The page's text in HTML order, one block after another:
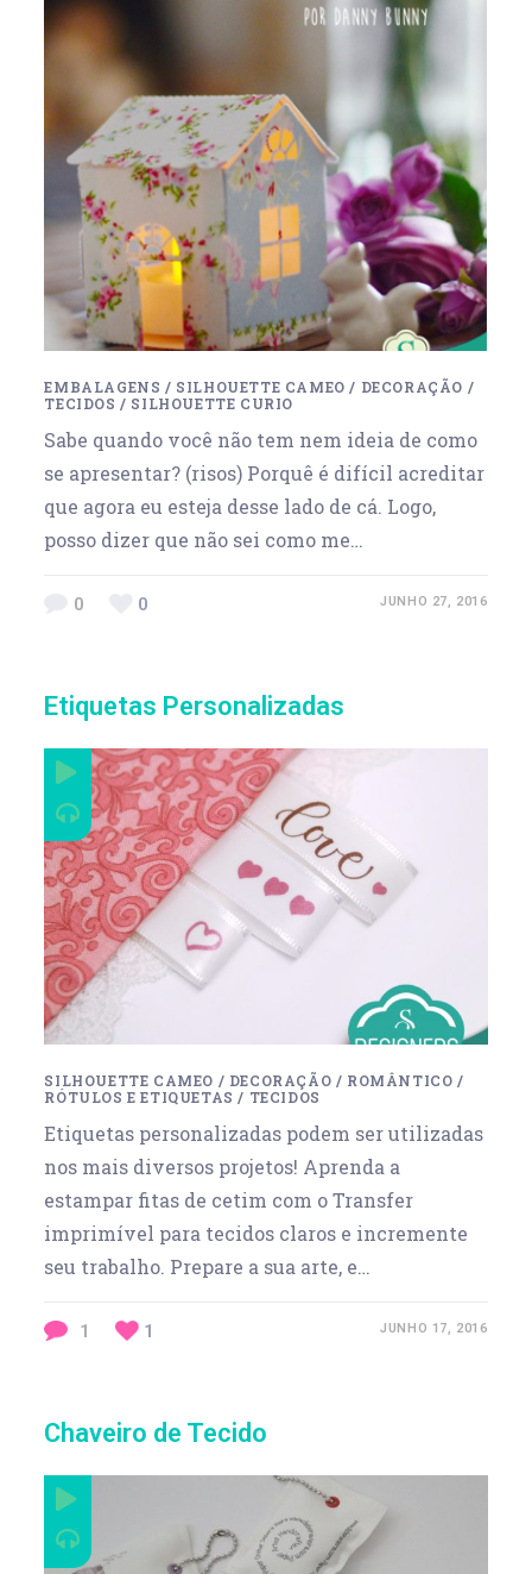
EMBALAGENS / SILHOUETTE CAMEO / DECORAÇÃO /
TECIDOS / SILHOUETTE CURIO
Sabe quando você não tem nem ideia de como
se apresentar? (risos) Porquê é difícil acreditar
que agora eu esteja desse lado de cá. Logo,
posso dizer que não sei como me…
0 0 JUNHO 27, 2016
Etiquetas Personalizadas
SILHOUETTE CAMEO / DECORAÇÃO / ROMÂNTICO /
RÓTULOS E ETIQUETAS / TECIDOS
Etiquetas personalizadas podem ser utilizadas
nos mais diversos projetos! Aprenda a
estampar fitas de cetim com o Transfer
imprimível para tecidos claros e incremente
seu trabalho. Prepare a sua arte, e…
1 1 JUNHO 17, 2016
Chaveiro de Tecido